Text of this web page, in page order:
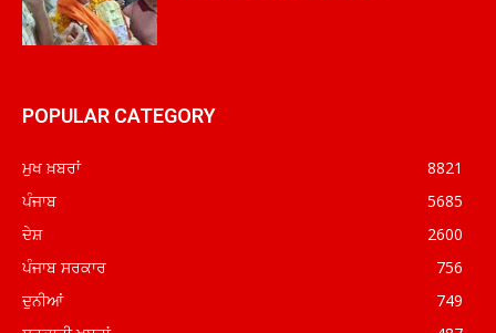
POPULAR CATEGORY
ਮੁਖ ਖ਼ਬਰਾਂ
8821
ਪੰਜਾਬ
5685
ਦੇਸ਼
2600
ਪੰਜਾਬ ਸਰਕਾਰ
756
ਦੁਨੀਆਂ
749